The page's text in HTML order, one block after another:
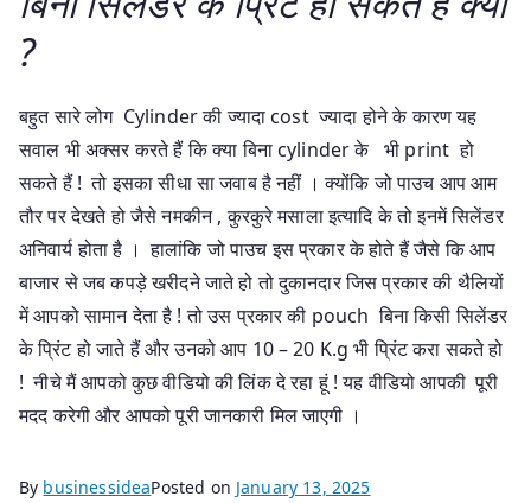
?
बहुत सारे लोग Cylinder की ज्यादा cost ज्यादा होने के कारण यह
सवाल भी अक्सर करते हैं कि क्या बिना cylinder के भी print हो
सकते हैं ! तो इसका सीधा सा जवाब है नहीं । क्योंकि जो पाउच आप आम
तौर पर देखते हो जैसे नमकीन , कुरकुरे मसाला इत्यादि के तो इनमें सिलेंडर
अनिवार्य होता है । हालांकि जो पाउच इस प्रकार के होते हैं जैसे कि आप
बाजार से जब कपड़े खरीदने जाते हो तो दुकानदार जिस प्रकार की थैलियों
में आपको सामान देता है ! तो उस प्रकार की pouch बिना किसी सिलेंडर
के प्रिंट हो जाते हैं और उनको आप 10 – 20 K.g भी प्रिंट करा सकते हो
! नीचे मैं आपको कुछ वीडियो की लिंक दे रहा हूं ! यह वीडियो आपकी पूरी
मदद करेगी और आपको पूरी जानकारी मिल जाएगी ।
By businessideaPosted on January 13, 2025